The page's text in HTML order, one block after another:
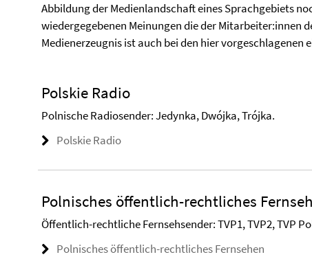
Abbildung der Medienlandschaft eines Sprachgebiets
wiedergegebenen Meinungen die der Mitarbeiter:innen
Medienerzeugnis ist auch bei den hier vorgeschlagenen
Polskie Radio
Polnische Radiosender: Jedynka, Dwójka, Trójka.
Polskie Radio
Polnisches öffentlich-rechtliches
Öffentlich-rechtliche Fernsehsender: TVP1, TVP2, TVP
Polnisches öffentlich-rechtliches Fernsehen